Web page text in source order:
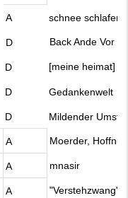
A schnee schlafen
D Back Ande Vor
D [meine heimat]
D Gedankenwelt
D Mildender
A Moerder,
A mnasir
A "Verstehzwang"